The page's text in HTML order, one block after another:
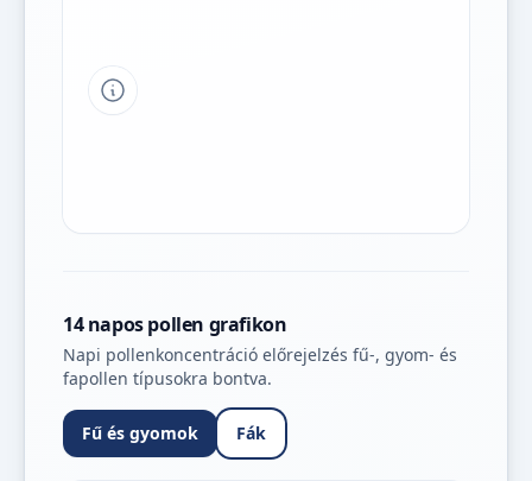
Tipp a grafikon jelmagyarázatához
14 napos pollen grafikon
Napi pollenkoncentráció előrejelzés fű-, gyom- és
fapollen típusokra bontva.
Fű és gyomok Fák